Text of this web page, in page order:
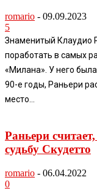
romario - 09.09.2023
5
Знаменитый Клаудио
поработать в самых
«Милана». У него
90-е годы, Раньери
место...
Раньери
судьбу Скудетто
romario - 06.04.2022
0